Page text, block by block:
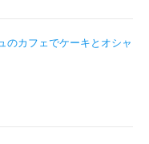
のカフェでケーキとオシャ